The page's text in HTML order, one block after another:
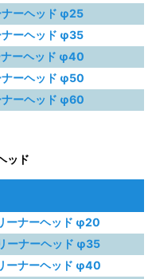
ナーヘッド φ25
ナーヘッド φ35
ナーヘッド φ40
ナーヘッド φ50
ナーヘッド φ60
ッド
ーナーヘッド φ20
ーナーヘッド φ35
ーナーヘッド φ40